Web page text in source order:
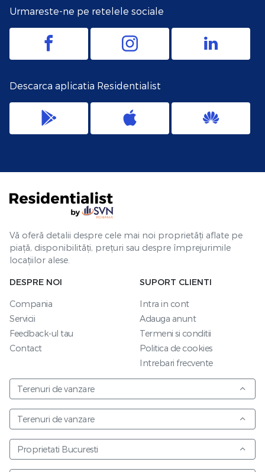
Urmareste-ne pe retelele sociale
Descarca aplicatia Residentialist
Vă oferă detalii despre cele mai noi proprietăți aflate pe
piață, disponibilități, prețuri sau despre împrejurimile
locațiilor alese.
DESPRE NOI
Compania
Servicii
Feedback-ul tau
Contact
SUPORT CLIENTI
Intra in cont
Adauga anunt
Termeni si conditii
Politica de cookies
Intrebari frecvente
Terenuri de vanzare
Terenuri de vanzare
Proprietati Bucuresti